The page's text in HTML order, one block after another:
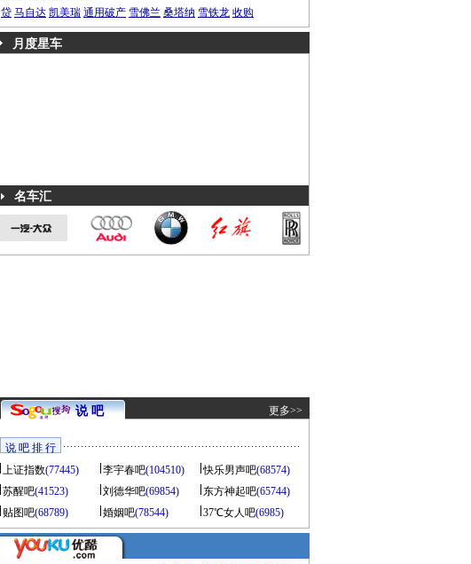
贷 马自达 凯美瑞 通用破产 雪佛兰 桑塔纳 雪铁龙 收购
月度星车
名车汇
说 吧 更多>>
说 吧 排 行
上证指数(77445) 李宇春吧(104510) 快乐男声吧(68574)
苏醒吧(41523) 刘德华吧(69854) 东方神起吧(65744)
贴图吧(68789) 婚姻吧(78544) 37℃女人吧(6985)